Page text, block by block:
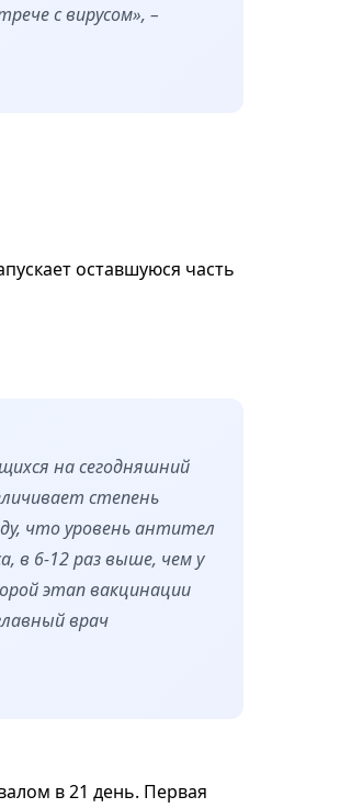
с вирусом», –
оставшуюся часть
на сегодняшний
степень
что уровень антител
в 6-12 раз выше, чем у
этап вакцинации
врач
в 21 день. Первая